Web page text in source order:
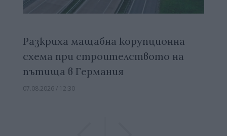
Разкриха мащабна корупционна
схема при строителството на
пътища в Германия
07.08.2026 / 12:30